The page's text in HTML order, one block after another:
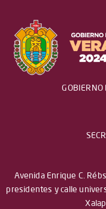
GOBIERNO
Avenida Enrique C.
presidentes y calle